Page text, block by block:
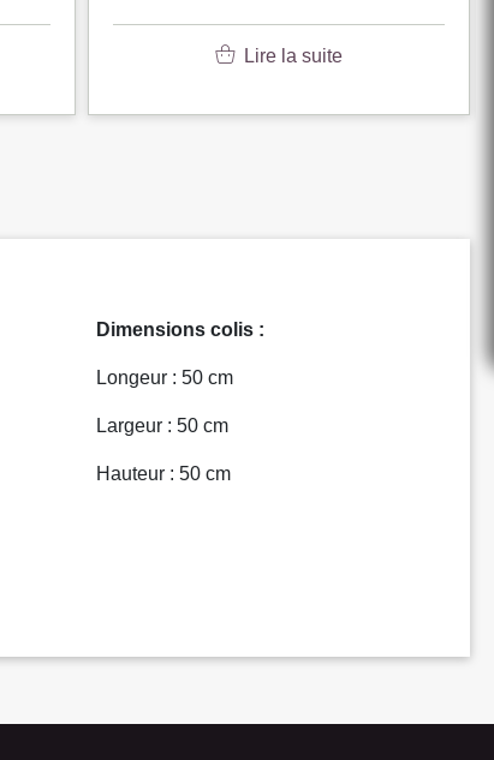
Lire la suite
Dimensions colis :
Longeur : 50 cm
Largeur : 50 cm
Hauteur : 50 cm